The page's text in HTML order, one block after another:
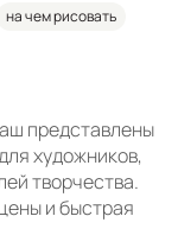
на чем рисовать
представлены
художников,
творчества.
и быстрая